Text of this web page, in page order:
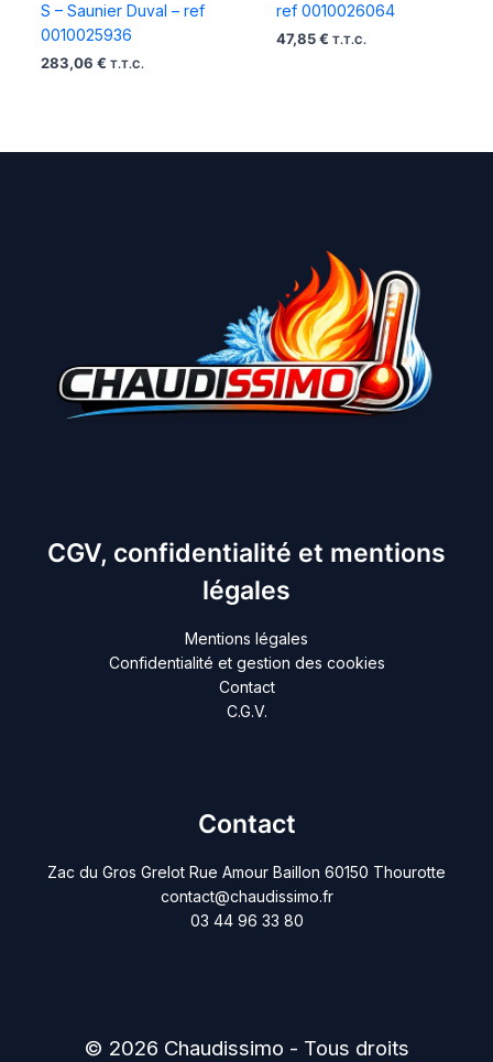
S – Saunier Duval – ref
0010025936
283,06 € T.T.C.
ref 0010026064
47,85 € T.T.C.
CGV, confidentialité et mentions
légales
Mentions légales
Confidentialité et gestion des cookies
Contact
C.G.V.
Contact
Zac du Gros Grelot Rue Amour Baillon 60150 Thourotte
contact@chaudissimo.fr
03 44 96 33 80
© 2026 Chaudissimo - Tous droits